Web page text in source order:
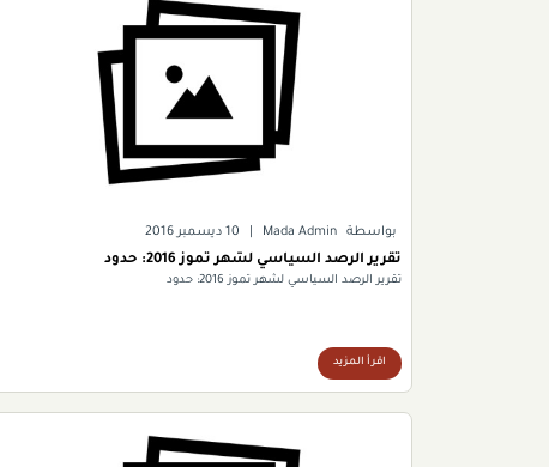
بواسطة Mada Admin 10 ديسمبر 2016
تقرير الرصد السياسي لشهر تموز 2016: حدود
تقرير الرصد السياسي لشهر تموز 2016: حدود
اقرأ المزيد